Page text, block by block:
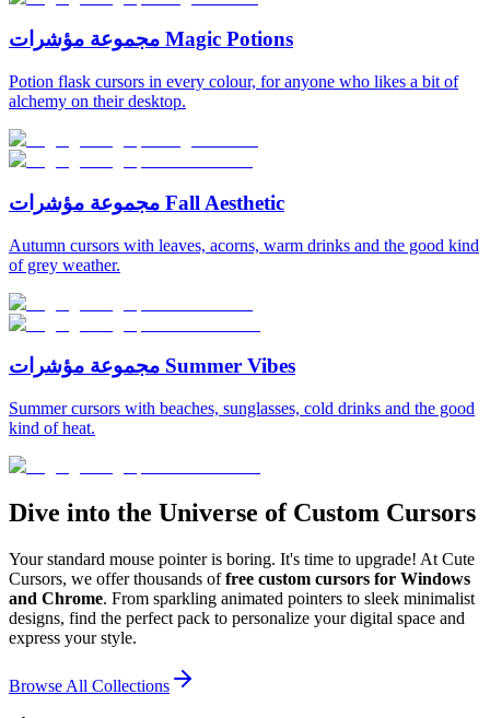
مجموعة مؤشرات Magic Potions
Potion flask cursors in every colour, for anyone who likes a bit of
alchemy on their desktop.
مجموعة مؤشرات Fall Aesthetic
Autumn cursors with leaves, acorns, warm drinks and the good kind
of grey weather.
مجموعة مؤشرات Summer Vibes
Summer cursors with beaches, sunglasses, cold drinks and the good
kind of heat.
Dive into the Universe of Custom Cursors
Your standard mouse pointer is boring. It's time to upgrade! At Cute
Cursors, we offer thousands offree custom cursors for Windows
and Chrome. From sparkling animated pointers to sleek minimalist
designs, find the perfect pack to personalize your digital space and
express your style.
Browse All Collections